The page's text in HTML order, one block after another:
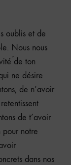
oublis et de
Nous nous
́de ton
ne désire
de n’avoir
de t’avoir
pour notre
dans nos